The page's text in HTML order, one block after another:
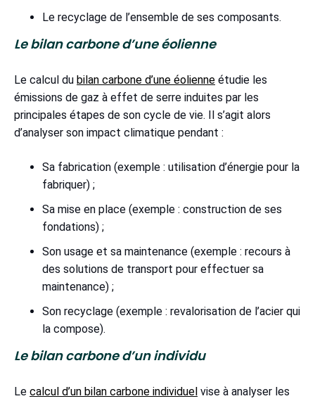
Le recyclage de l’ensemble de ses composants.
Le bilan carbone d’une éolienne
Le calcul du bilan carbone d’une éolienne étudie les
émissions de gaz à effet de serre induites par les
principales étapes de son cycle de vie. Il s’agit alors
d’analyser son impact climatique pendant :
Sa fabrication (exemple : utilisation d’énergie pour la
fabriquer) ;
Sa mise en place (exemple : construction de ses
fondations) ;
Son usage et sa maintenance (exemple : recours à
des solutions de transport pour effectuer sa
maintenance) ;
Son recyclage (exemple : revalorisation de l’acier qui
la compose).
Le bilan carbone d’un individu
Le calcul d’un bilan carbone individuel vise à analyser les